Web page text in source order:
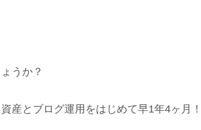
うか？
産とブログ運用をはじめて早1年4ヶ月！